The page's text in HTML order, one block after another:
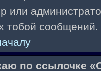
или
тобой сообщений.
по ссылочке